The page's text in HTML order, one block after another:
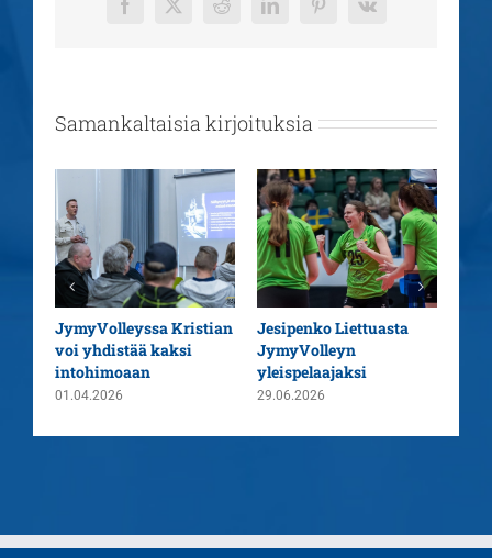
Facebook
X RedditLinkedInPinterest
Vk
Samankaltaisia kirjoituksia
JymyVolleyssa Kristian
voi yhdistää kaksi
intohimoaan
01.04.2026
Jesipenko Liettuasta
JymyVolleyn
yleispelaajaksi
29.06.2026